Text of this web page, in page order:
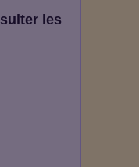
les